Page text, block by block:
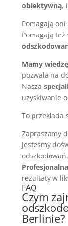
obiektywną, i
Pomagają
Pomagają też
Mamy
pozwala na
Nasza
uzyskiwanie
To przekłada
Zapraszamy
Jesteśmy
odszkodowań.
rezultaty w
FAQ
Czym
Berlinie?